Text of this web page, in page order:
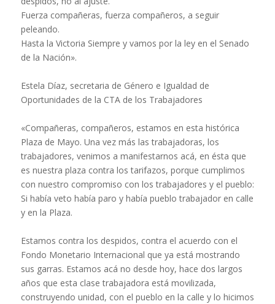
Fuerza compañeras, fuerza compañeros, a seguir
peleando.
Hasta la Victoria Siempre y vamos por la ley en el Senado
de la Nación».
Estela Díaz, secretaria de Género e Igualdad de
Oportunidades de la CTA de los Trabajadores
«Compañeras, compañeros, estamos en esta histórica
Plaza de Mayo. Una vez más las trabajadoras, los
trabajadores, venimos a manifestarnos acá, en ésta que
es nuestra plaza contra los tarifazos, porque cumplimos
con nuestro compromiso con los trabajadores y el pueblo:
Si había veto había paro y había pueblo trabajador en calle
y en la Plaza.
Estamos contra los despidos, contra el acuerdo con el
Fondo Monetario Internacional que ya está mostrando
sus garras. Estamos acá no desde hoy, hace dos largos
años que esta clase trabajadora está movilizada,
construyendo unidad, con el pueblo en la calle y lo hicimos